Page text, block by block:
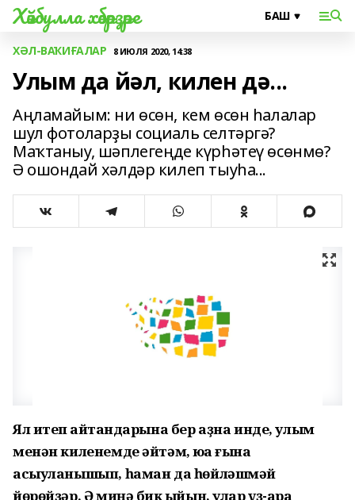
Хәйбулла хәбәрҙәре
ХӘЛ-ВАҠИҒАЛАР 8 ИЮЛЯ 2020, 14:38
Улым да йәл, килен дә...
Аңламайым: ни өсөн, кем өсөн һалалар
шул фотоларҙы социаль селтәргә?
Маҡтаныу, шәплегеңде күрһәтеү өсөнмө?
Ә ошондай хәлдәр килеп тыуһа...
Ял итеп ҡайтҡандарына бер аҙна инде, улым
менән киленемде әйтәм, юҡҡа ғына
асыуланышып, һаман да һөйләшмәй
йөрөйҙәр. Ә миңә бик ҡыйын, улар үҙ-ара